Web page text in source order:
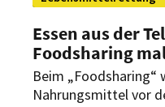
Essen aus der
Foodsharing
Beim „Foodsharing“
Nahrungsmittel vor